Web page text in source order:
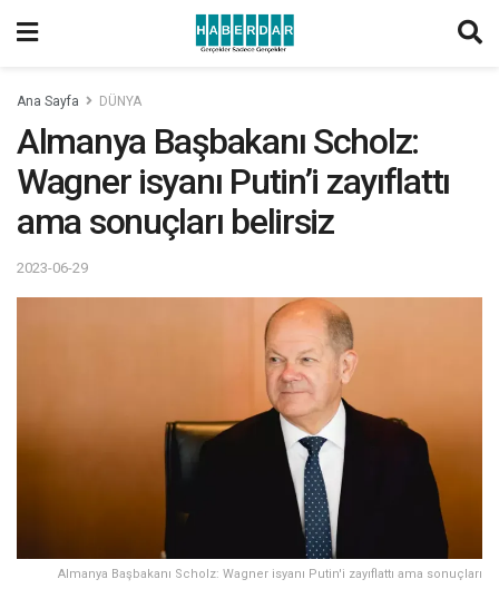
Ana Sayfa DÜNYA
Almanya Başbakanı Scholz:
Wagner isyanı Putin’i zayıflattı
ama sonuçları belirsiz
2023-06-29
Almanya Başbakanı Scholz: Wagner isyanı Putin'i zayıflattı ama sonuçları